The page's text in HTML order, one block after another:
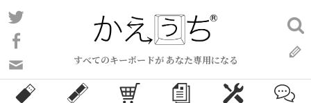
コ
ン
ン
ツ
すべてのキーボードが あなた専用になる
い
合
検
索: